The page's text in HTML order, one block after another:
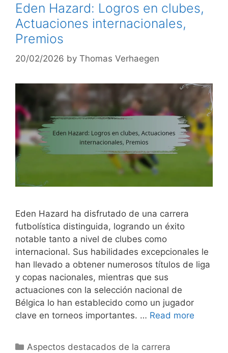
Eden Hazard: Logros en clubes,
Actuaciones internacionales,
Premios
20/02/2026 by Thomas Verhaegen
Eden Hazard ha disfrutado de una carrera
futbolística distinguida, logrando un éxito
notable tanto a nivel de clubes como
internacional. Sus habilidades excepcionales le
han llevado a obtener numerosos títulos de liga
y copas nacionales, mientras que sus
actuaciones con la selección nacional de
Bélgica lo han establecido como un jugador
clave en torneos importantes. … Read more
Categories
Aspectos destacados de la carrera